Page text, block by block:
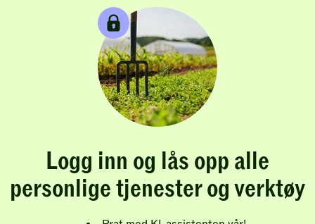
Logg inn og lås opp alle
personlige tjenester og verktøy